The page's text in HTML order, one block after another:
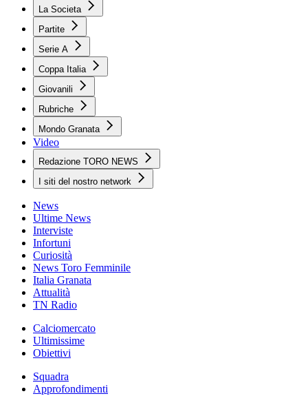
La Societa
Partite
Serie A
Coppa Italia
Giovanili
Rubriche
Mondo Granata
Video
Redazione TORO NEWS
I siti del nostro network
News
Ultime News
Interviste
Infortuni
Curiosità
News Toro Femminile
Italia Granata
Attualità
TN Radio
Calciomercato
Ultimissime
Obiettivi
Squadra
Approfondimenti